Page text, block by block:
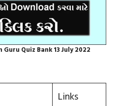
Quiz Bank 13 July 2022
Links